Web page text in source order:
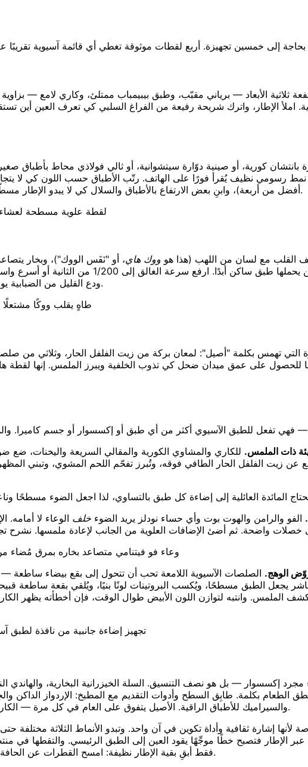
املأ الإطار، واترك شريحة رفيعة من الفراغ السلبي كي تعرف العين أين
نمط رسومي نظيف يُقرأ فورًا على الهاتف. رتّب الأطباق حسب اللون كي لا
أفضل من أربعة)، وابنِ بعض الارتفاع بالأطباق والسلال كي لا يبدو الإطار مسطّحًا. هذه هي صورة "الوليمة الآسيوية" المميزة، ولا يمكن لتأطير طبق واحد أن يرويها.
لقطة علوية مسطحة
القلب مع لسان من اللهب (هذا هو ووك هاي، أو "نَفَس الووك")، وبخار
الطاولة — هذه اللقطات تحمل طاقة لن
ودع القليل من الضبابية يوحي بالحركة. يد بشرية في الإطار — يد طاهٍ أو نادل — تضيف حِرفية ومقياسًا مجانًا.
طاهٍ يقلب ووكًا
الصغيرة التي تهمس بكلمة "أصيل": لمعان بركة من زيت الفلفل الحار،
للحصول على عمق ميدان ضحل كي تذوب الخلفية ويبرز الملمس. إنها لقطة
— فهي تفعل للطبق الآسيوي أكثر من أي طبق أو إكسسوار أو جسم كاميرا.
ذات الملمس. للكاري والمشاوي الكورية والمقالي السريعة واليخنات،
عن زيت الفلفل الحار الطافي فوقه، وتُبرز تفحّم اللحم المشوي، وتبني
الفو والرامن والهوت بوت وأي حساء نودلز يريد الضوء خلف الوعاء لا أمامه.
خصلات واضحة. ثم أضئ الإضافات العلوية من الجانب لإعادة ملمسها. نشرح
وعاء فو فيتنامي متصاعد بخاره بمرق مُضاء
الوهج. الصلصات الآسيوية اللامعة تحب أن تتحول إلى بقع بيضاء ساطعة —
يجعل الطبق مسطحًا، ويُكسب البروتينات لونًا بنيًا، ويُلقي بقعة
الملمس. وانتبه لتوازن اللون الأبيض طوال الوقت، فإن أخطأته يظهر
تجهيز إضاءة جانبية من نافذة
إكسسوار — بل هو نصف التنسيق. السلة الخيزرانية البخارية، والهاندي
الطعام بكلمة. طابِق السطح وأدوات التقديم مع المطبخ: الإردواز الداكن
والسيراميك للأطباق الراقية. الأصيل يتفوق على العام في كل مرة — الكاري في وعاء كادهاي نحاسي مهترئ يبيع أكثر من الكاري نفسه في وعاء أبيض صغير.
إشارة ثقافية وأداة تكوين في آن واحد. وتبدو الأنماط الثلاثة مختلفة
الإطار فتصبح خطًا موجِّهًا يقود العين إلى الطبق الرئيسي. والتقطها
فقط أبقِ بقية الإطار نظيفة: امسح القطرات عن الحافة، واترك مسارًا بؤريًا واضحًا واحدًا، وقاوِم الرغبة في حشر كل الإضافات دفعة واحدة.